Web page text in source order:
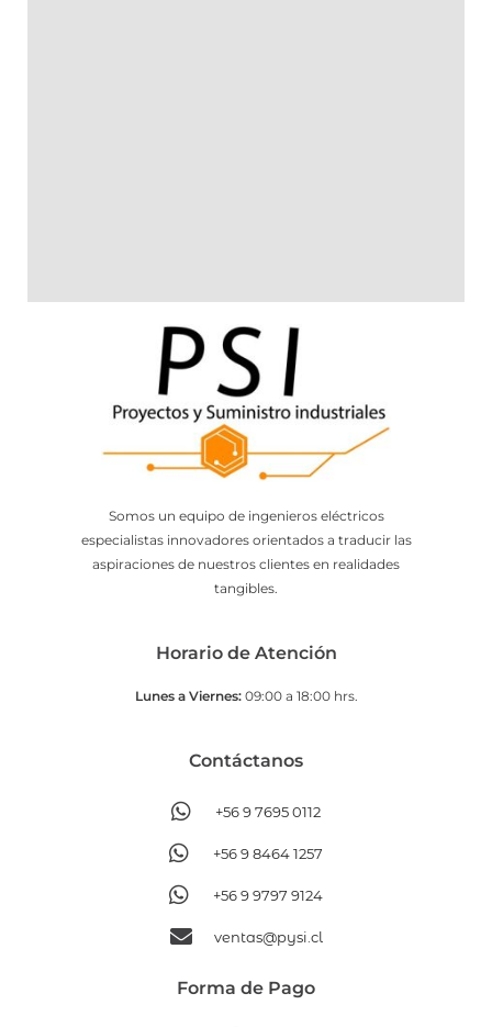
Somos un equipo de ingenieros eléctricos
especialistas innovadores orientados a traducir las
aspiraciones de nuestros clientes en realidades
tangibles.
Horario de Atención
Lunes a Viernes:09:00 a 18:00 hrs.
Contáctanos​
+56 9 7695 0112
+56 9 8464 1257
+56 9 9797 9124
ventas@pysi.cl
Forma de Pago